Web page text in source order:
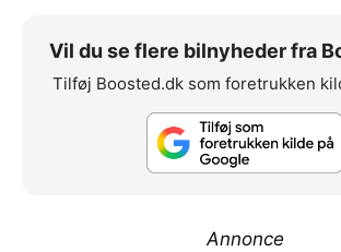
Vil du se flere bilnyheder fra
Tilføj Boosted.dk som foretrukken
Annonce